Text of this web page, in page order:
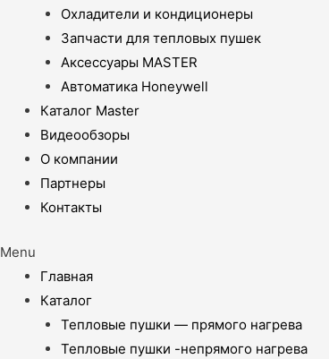
Охладители и кондиционеры
Запчасти для тепловых пушек
Аксессуары MASTER
Автоматика Honeywell
Каталог Master
Видеообзоры
О компании
Партнеры
Контакты
Menu
Главная
Каталог
Тепловые пушки — прямого нагрева
Тепловые пушки -непрямого нагрева